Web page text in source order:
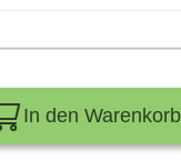
In den Warenkorb